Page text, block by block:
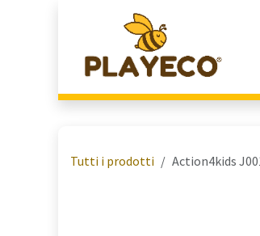
Tutti i prodotti Action4kids